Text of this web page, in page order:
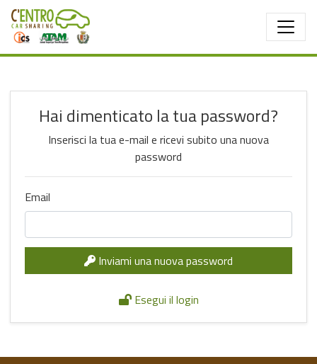
Salta al contenuto principale
Hai dimenticato la tua password?
Inserisci la tua e-mail e ricevi subito una nuova
password
Email
Inviami una nuova password
Esegui il login